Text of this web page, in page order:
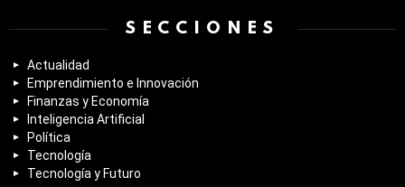
SECCIONES
Actualidad
Emprendimiento e Innovación
Finanzas y Economía
Inteligencia Artificial
Política
Tecnología
Tecnología y Futuro